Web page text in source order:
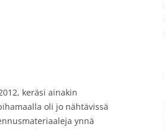
keräsi ainakin
oli jo nähtävissä
ynnä